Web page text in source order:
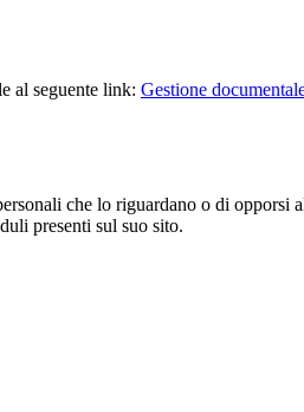
al seguente link: Gestione
che lo riguardano o di opporsi
presenti sul suo sito.